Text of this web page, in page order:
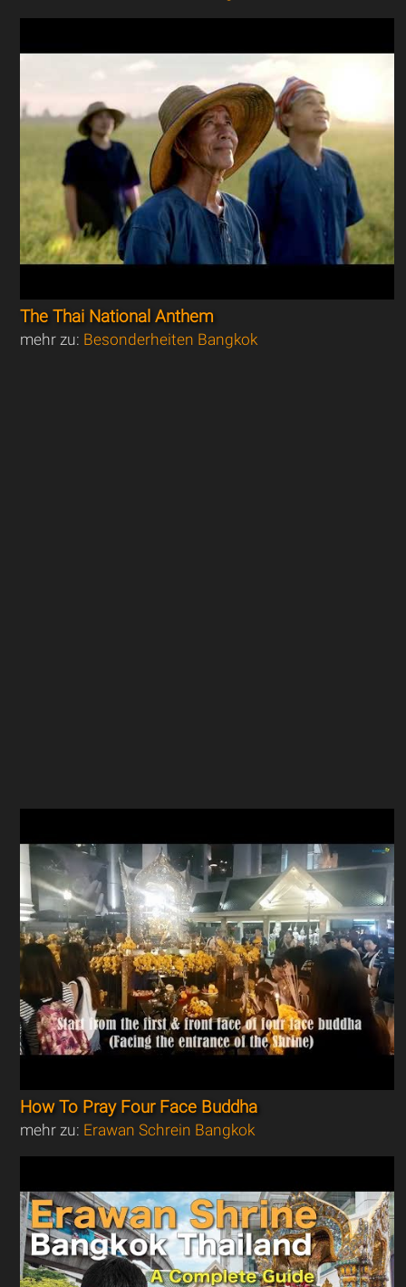
The Thai National Anthem
mehr zu: Besonderheiten Bangkok
How To Pray Four Face Buddha
mehr zu: Erawan Schrein Bangkok